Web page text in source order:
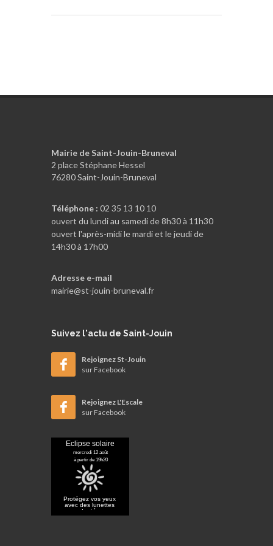
Mairie de Saint-Jouin-Bruneval
2 place Stéphane Hessel
76280 Saint-Jouin-Bruneval
Téléphone : 02 35 13 10 10
ouvert du lundi au samedi de 8h30 à 11h30
ouvert l'après-midi le mardi et le jeudi de
14h30 à 17h00
Adresse e-mail
mairie@st-jouin-bruneval.fr
Suivez l'actu de Saint-Jouin
Rejoignez St-Jouin
sur Facebook
Rejoignez L'Escale
sur Facebook